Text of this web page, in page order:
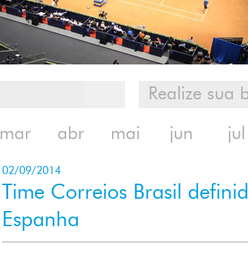
mar abr mai jun jul
02/09/2014
Time Correios Brasil
Espanha